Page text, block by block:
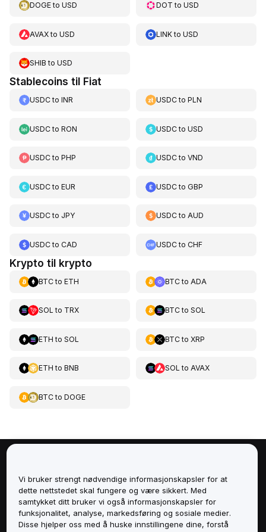
DOGEto USD DOT toUSD
AVAXto USD LINKtoUSD
SHIB to USD
Stablecoins til Fiat
USDCto INR USDCtoPLN
USDCto RON USDCtoUSD
USDCto PHP USDCtoVND
USDCto EUR USDCtoGBP
USDCto JPY USDCtoAUD
USDCto CAD USDCtoCHF
Krypto til krypto
BTCto ETH BTCto ADA
SOL to TRX BTCto SOL
ETH to SOL BTCto XRP
ETH to BNB SOL to AVAX
BTCto DOGE
Tjenester
Støtte
Vi bruker strengt nødvendige informasjonskapsler for at
dette nettstedet skal fungere og være sikkert. Med
samtykket ditt bruker vi også informasjonskapsler for
funksjonalitet, analyse, markedsføring og sosiale medier.
Disse hjelper oss med å huske innstillingene dine, forstå